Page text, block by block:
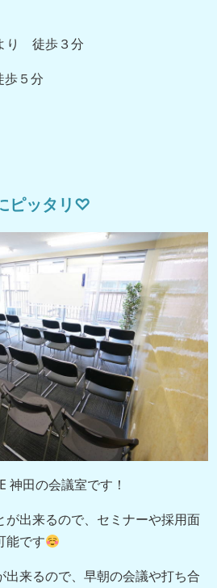
り 徒歩３分
５分
ピッタリ♡
神田の会議室です！
が出来るので、セミナーや採用面
能です
出来るので、早朝の会議や打ち合